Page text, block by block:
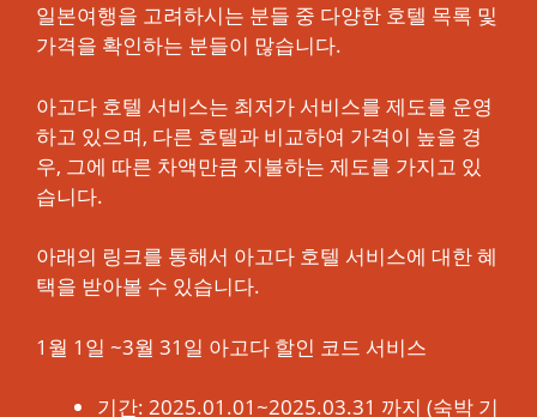
일본여행을 고려하시는 분들 중 다양한 호텔 목록 및
가격을 확인하는 분들이 많습니다.
아고다 호텔 서비스는 최저가 서비스를 제도를 운영
하고 있으며, 다른 호텔과 비교하여 가격이 높을 경
우, 그에 따른 차액만큼 지불하는 제도를 가지고 있
습니다.
아래의 링크를 통해서 아고다 호텔 서비스에 대한 혜
택을 받아볼 수 있습니다.
1월 1일 ~3월 31일 아고다 할인 코드 서비스
기간: 2025.01.01~2025.03.31 까지 (숙박 기